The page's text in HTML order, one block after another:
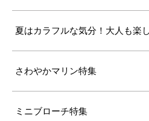
夏はカラフルな気分！大人も楽
さわやかマリン特集
ミニブローチ特集